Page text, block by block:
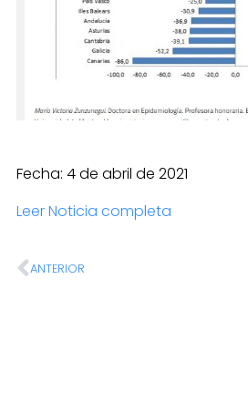
Fecha: 4 de abril de 2021
Leer Noticia completa
ANTERIOR